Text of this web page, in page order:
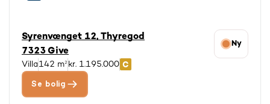
Syrenvænget 12, Thyregod
7323 Give
Ny
Villa142 m² kr. 1.195.000
Se bolig